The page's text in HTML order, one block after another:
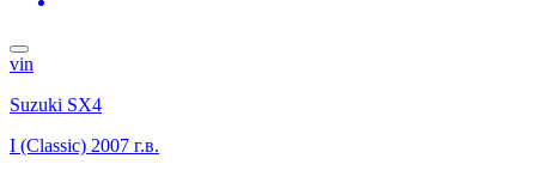
vin
Suzuki SX4
I (Classic) 2007 г.в.